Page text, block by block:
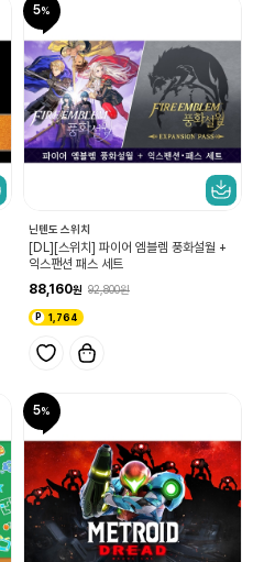
5
닌텐도 스위치
[DL][스위치] 파이어 엠블렘 풍화설월 +
익스팬션 패스 세트
88,160
92,800
1,764
5